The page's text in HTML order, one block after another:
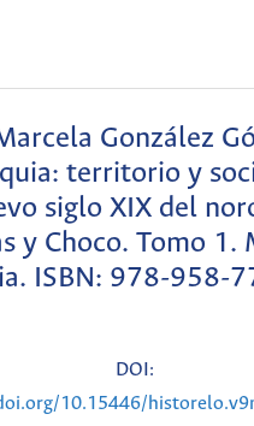
González
territorio y
siglo XIX del
y Choco. Tomo
ISBN: 978-958-
DOI:
10.15446/